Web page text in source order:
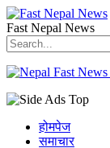
Fast Nepal News
होमपेज
समाचार